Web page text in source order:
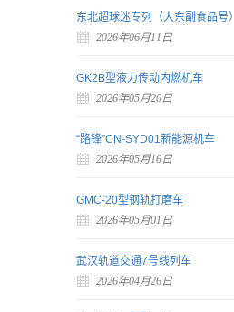
东北超球迷专列（大东副食品号）
2026年06月11日
GK2B型液力传动内燃机车
2026年05月20日
“路锋”CN-SYD01新能源机车
2026年05月16日
GMC-20型钢轨打磨车
2026年05月01日
武汉轨道交通7号线列车
2026年04月26日